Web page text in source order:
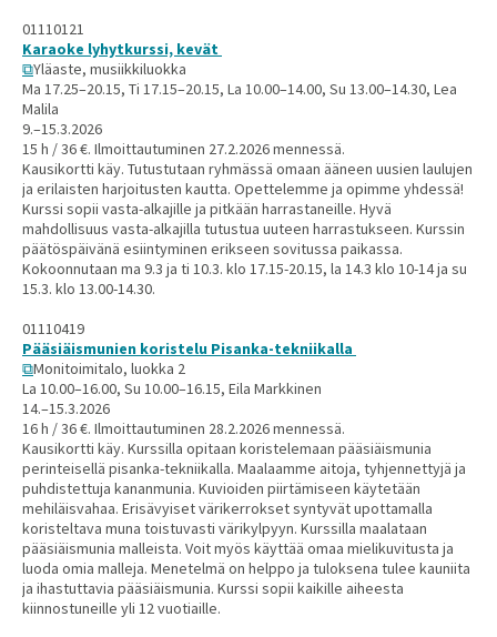
01110121
Karaoke lyhytkurssi, kevät
Yläaste, musiikkiluokka
Ma 17.25–20.15, Ti 17.15–20.15, La 10.00–14.00, Su 13.00–14.30, Lea
Malila
9.–15.3.2026
15 h / 36 €. Ilmoittautuminen 27.2.2026 mennessä.
Kausikortti käy. Tutustutaan ryhmässä omaan ääneen uusien laulujen
ja erilaisten harjoitusten kautta. Opettelemme ja opimme yhdessä!
Kurssi sopii vasta-alkajille ja pitkään harrastaneille. Hyvä
mahdollisuus vasta-alkajilla tutustua uuteen harrastukseen. Kurssin
päätöspäivänä esiintyminen erikseen sovitussa paikassa.
Kokoonnutaan ma 9.3 ja ti 10.3. klo 17.15-20.15, la 14.3 klo 10-14 ja su
15.3. klo 13.00-14.30.
01110419
Pääsiäismunien koristelu Pisanka-tekniikalla
Monitoimitalo, luokka 2
La 10.00–16.00, Su 10.00–16.15, Eila Markkinen
14.–15.3.2026
16 h / 36 €. Ilmoittautuminen 28.2.2026 mennessä.
Kausikortti käy. Kurssilla opitaan koristelemaan pääsiäismunia
perinteisellä pisanka-tekniikalla. Maalaamme aitoja, tyhjennettyjä ja
puhdistettuja kananmunia. Kuvioiden piirtämiseen käytetään
mehiläisvahaa. Erisävyiset värikerrokset syntyvät upottamalla
koristeltava muna toistuvasti värikylpyyn. Kurssilla maalataan
pääsiäismunia malleista. Voit myös käyttää omaa mielikuvitusta ja
luoda omia malleja. Menetelmä on helppo ja tuloksena tulee kauniita
ja ihastuttavia pääsiäismunia. Kurssi sopii kaikille aiheesta
kiinnostuneille yli 12 vuotiaille.